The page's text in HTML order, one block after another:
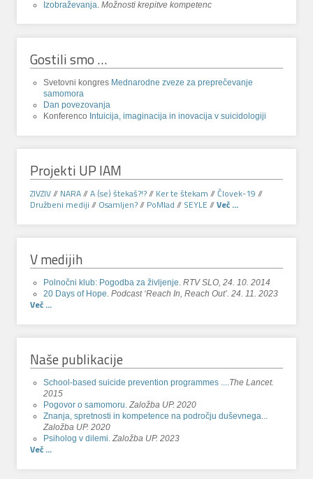
Izobraževanja.Možnosti krepitve kompetenc
Gostili smo …
Svetovni kongres Mednarodne zveze za preprečevanje
samomora
Dan povezovanja
Konferenco Intuicija, imaginacija in inovacija v suicidologiji
Projekti UP IAM
ZIVZIV// NARA//A (se) štekaš?!?// Ker te štekam //Človek-19 //
Družbeni mediji // Osamljen?// PoMlad // SEYLE //Več ...
V medijih
Polnočni klub: Pogodba za življenje. RTV SLO, 24. 10. 2014
20 Days of Hope. Podcast ‘Reach In, Reach Out’. 24. 11. 2023
Več ...
Naše publikacije
School-based suicide prevention programmes ....The Lancet.
2015
Pogovor o samomoru.Založba UP. 2020
Znanja, spretnosti in kompetence na področju duševnega...
Založba UP. 2020
Psiholog v dilemi. Založba UP. 2023
Več ...